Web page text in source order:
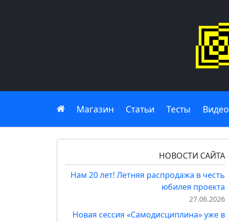
Главная
Магазин Статьи Тесты Видео
НОВОСТИ САЙТА
Нам 20 лет! Летняя распродажа в честь
юбилея проекта
27.06.2026
Новая сессия «Самодисциплина» уже в